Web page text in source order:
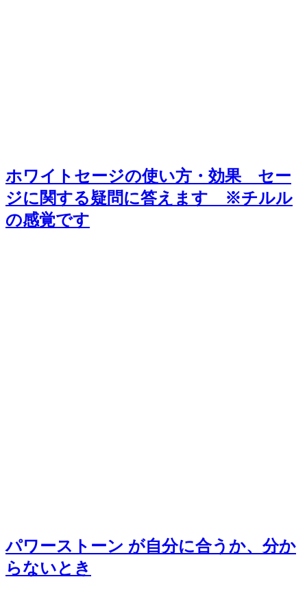
ホワイトセージの使い方・効果 セー
ジに関する疑問に答えます ※チルル
の感覚です
パワーストーン が自分に合うか、分か
らないとき